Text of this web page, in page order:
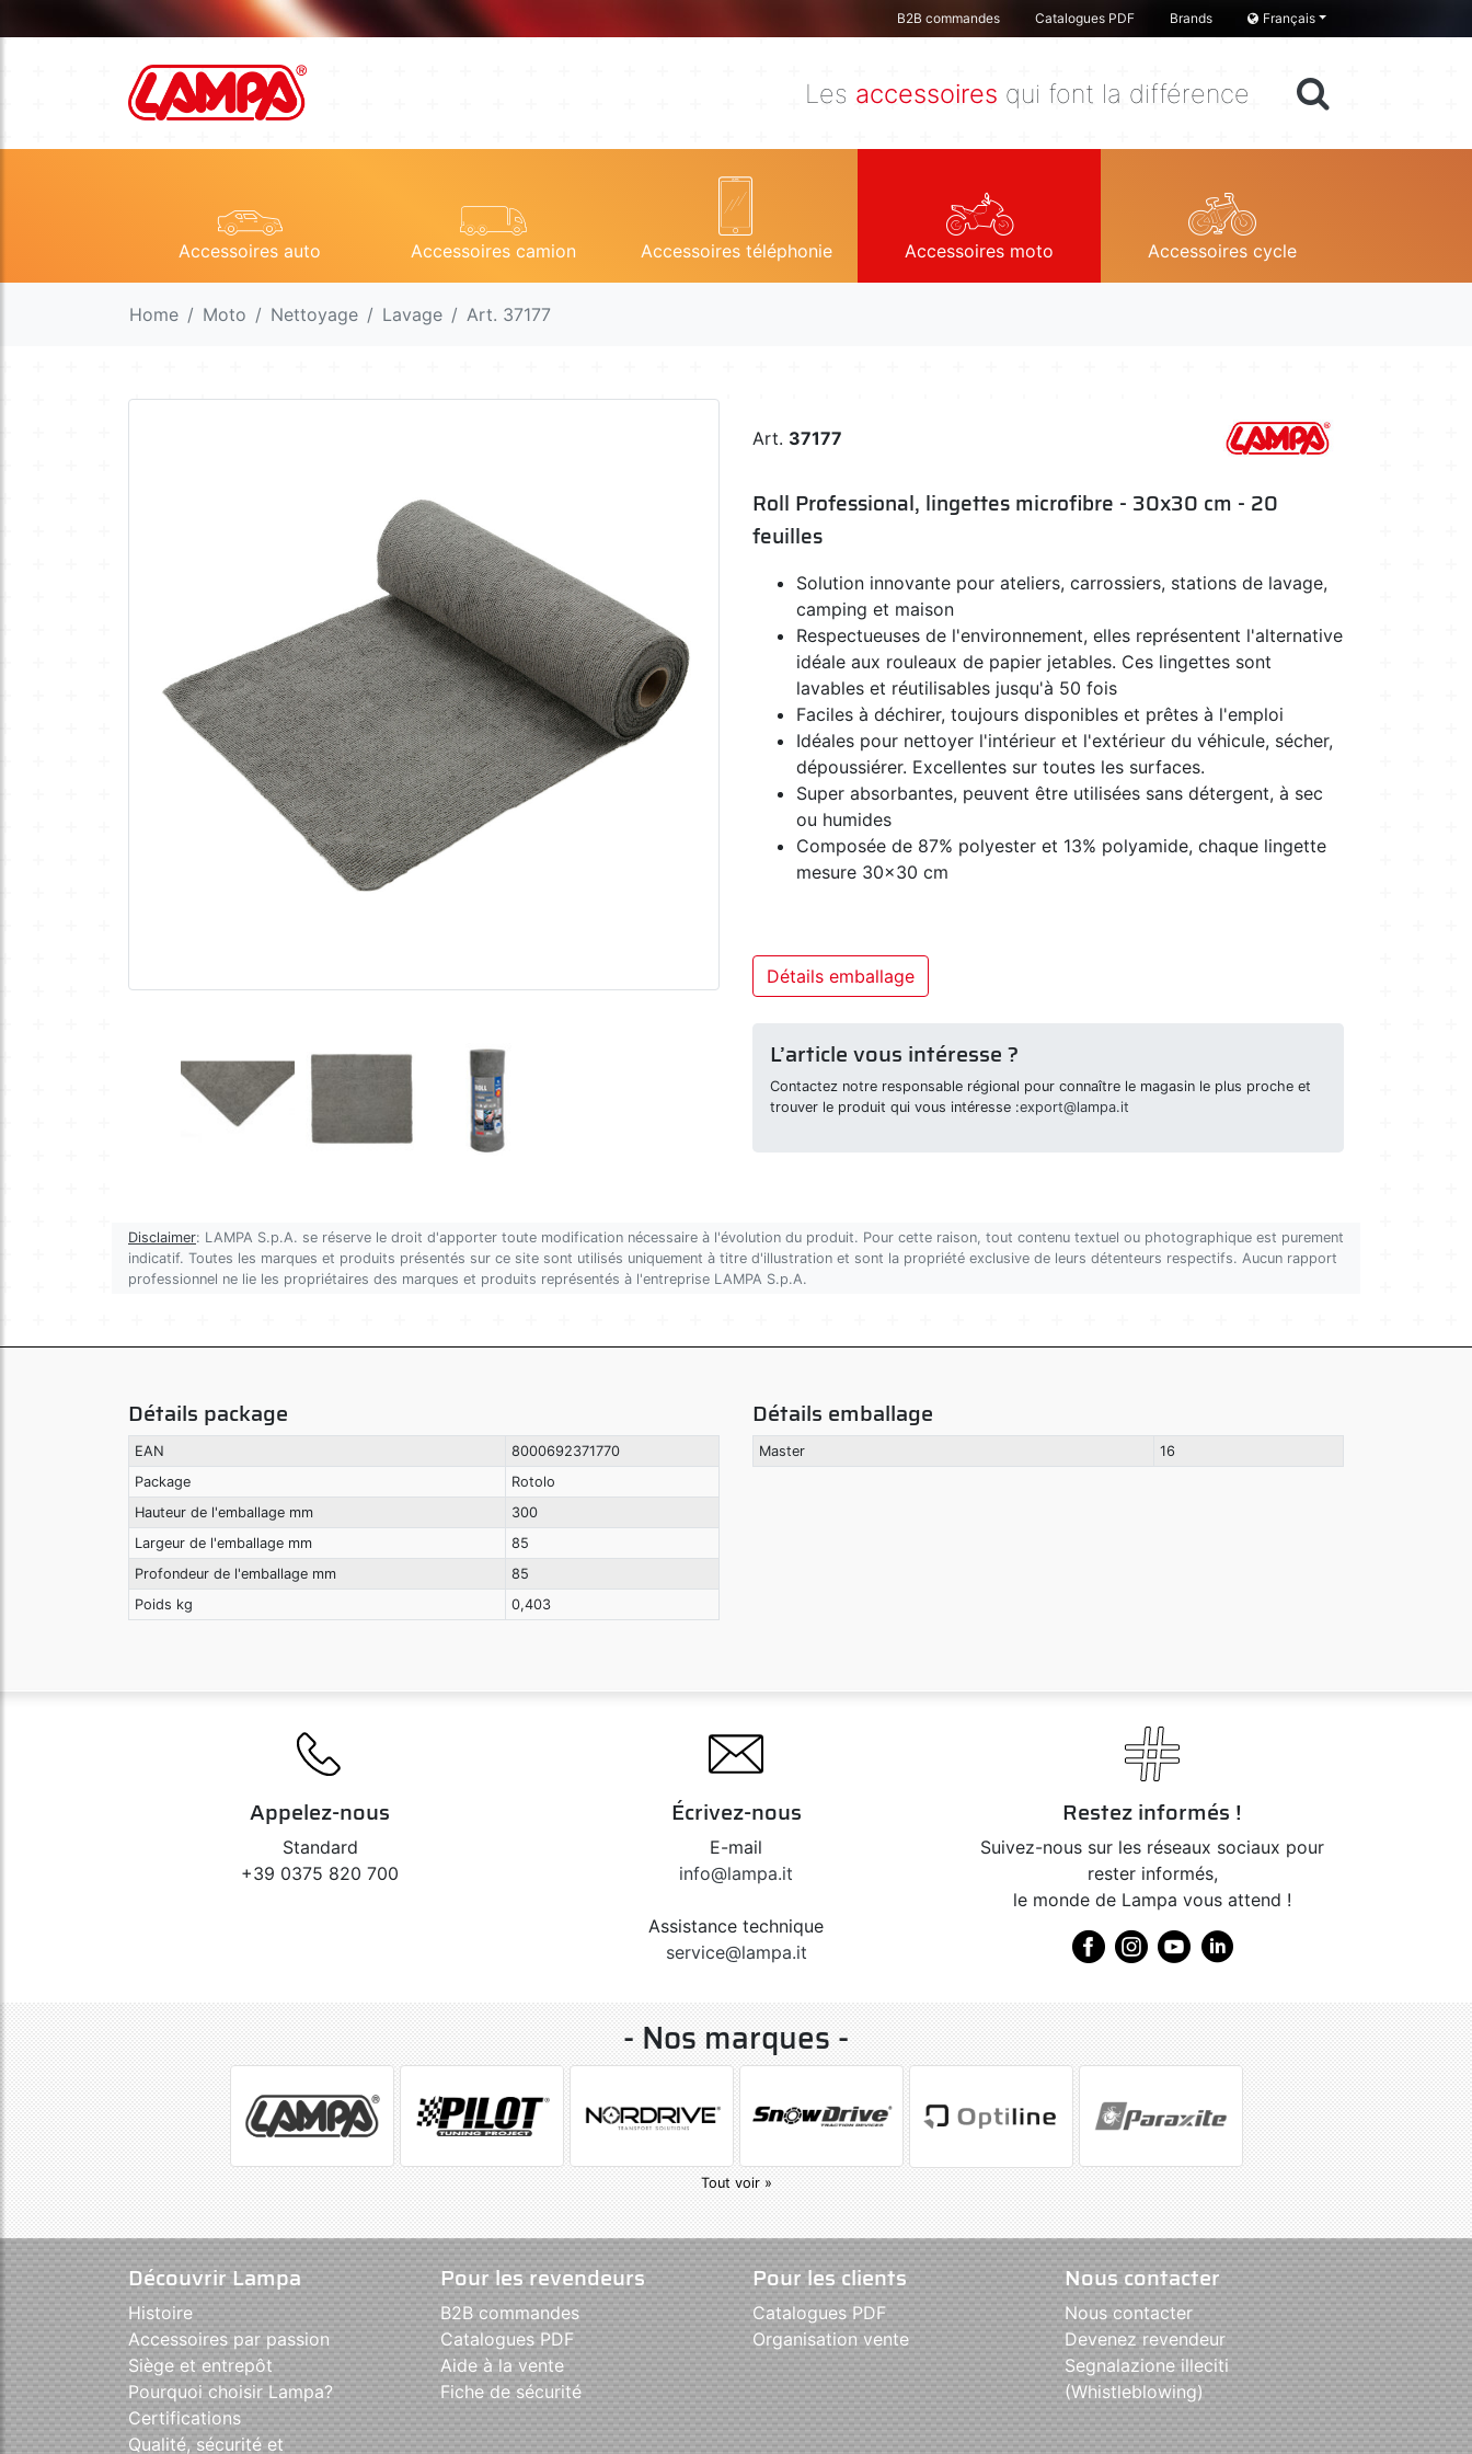
B2B commandes Catalogues PDF Brands Français
Les accessoires qui font la différence
Accessoires auto Accessoires camion Accessoires téléphonie Accessoires moto Accessoires cycle
Home Moto Nettoyage Lavage Art. 37177
Art. 37177
Roll Professional, lingettes microfibre - 30x30 cm - 20
feuilles
Solution innovante pour ateliers, carrossiers, stations de lavage,
camping et maison
Respectueuses de l'environnement, elles représentent l'alternative
idéale aux rouleaux de papier jetables. Ces lingettes sont
lavables et réutilisables jusqu'à 50 fois
Faciles à déchirer, toujours disponibles et prêtes à l'emploi
Idéales pour nettoyer l'intérieur et l'extérieur du véhicule, sécher,
dépoussiérer. Excellentes sur toutes les surfaces.
Super absorbantes, peuvent être utilisées sans détergent, à sec
ou humides
Composée de 87% polyester et 13% polyamide, chaque lingette
mesure 30x30 cm
Détails emballage
L’article vous intéresse ?
Contactez notre responsable régional pour connaître le magasin le plus proche et
trouver le produit qui vous intéresse :export@lampa.it
Disclaimer: LAMPA S.p.A. se réserve le droit d'apporter toute modification nécessaire à l'évolution du produit. Pour cette raison, tout contenu textuel ou photographique est purement
indicatif. Toutes les marques et produits présentés sur ce site sont utilisés uniquement à titre d'illustration et sont la propriété exclusive de leurs détenteurs respectifs. Aucun rapport
professionnel ne lie les propriétaires des marques et produits représentés à l'entreprise LAMPA S.p.A.
Détails package
EAN
8000692371770
Package
Rotolo
Hauteur de l'emballage mm
300
Largeur de l'emballage mm
85
Profondeur de l'emballage mm
85
Poids kg
0,403
Détails emballage
Master 16
Appelez-nous
Standard
+39 0375 820 700
Écrivez-nous
E-mail
info@lampa.it
Assistance technique
service@lampa.it
Restez informés !
Suivez-nous sur les réseaux sociaux pour
rester informés,
le monde de Lampa vous attend !
- Nos marques -
Tout voir »
Découvrir Lampa
Histoire
Accessoires par passion
Siège et entrepôt
Pourquoi choisir Lampa?
Certifications
Qualité, sécurité et
Pour les revendeurs
B2B commandes
Catalogues PDF
Aide à la vente
Fiche de sécurité
Pour les clients
Catalogues PDF
Organisation vente
Nous contacter
Nous contacter
Devenez revendeur
Segnalazione illeciti
(Whistleblowing)